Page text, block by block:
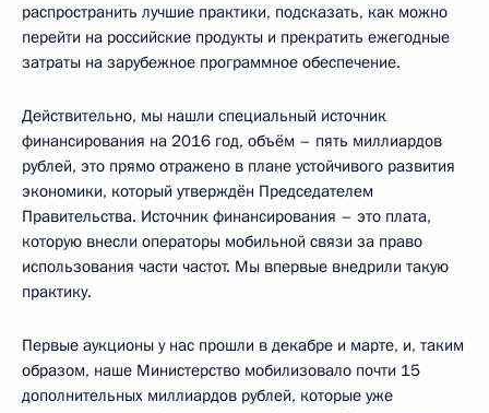
распространить лучшие практики, подсказать, как можно
перейти на российские продукты и прекратить ежегодные
затраты на зарубежное программное обеспечение.
Действительно, мы нашли специальный источник
финансирования на 2016 год, объём – пять миллиардов
рублей, это прямо отражено в плане устойчивого развития
экономики, который утверждён Председателем
Правительства. Источник финансирования – это плата,
которую внесли операторы мобильной связи за право
использования части частот. Мы впервые внедрили такую
практику.
Первые аукционы у нас прошли в декабре и марте, и, таким
образом, наше Министерство мобилизовало почти 15
дополнительных миллиардов рублей, которые уже